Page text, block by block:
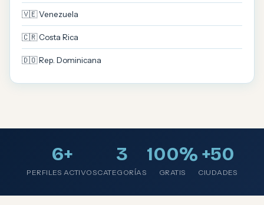
🇻🇪 Venezuela
🇨🇷 Costa Rica
🇩🇴 Rep. Dominicana
6+
PERFILES ACTIVOS
3
CATEGORÍAS
100%
GRATIS
+50
CIUDADES